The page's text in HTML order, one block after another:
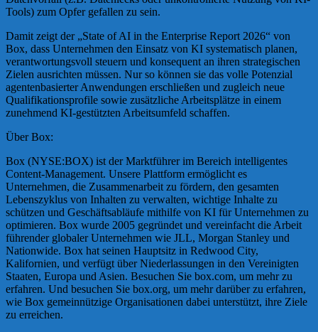
Tools) zum Opfer gefallen zu sein.
Damit zeigt der „State of AI in the Enterprise Report 2026“ von
Box, dass Unternehmen den Einsatz von KI systematisch planen,
verantwortungsvoll steuern und konsequent an ihren strategischen
Zielen ausrichten müssen. Nur so können sie das volle Potenzial
agentenbasierter Anwendungen erschließen und zugleich neue
Qualifikationsprofile sowie zusätzliche Arbeitsplätze in einem
zunehmend KI-gestützten Arbeitsumfeld schaffen.
Über Box:
Box (NYSE:BOX) ist der Marktführer im Bereich intelligentes
Content-Management. Unsere Plattform ermöglicht es
Unternehmen, die Zusammenarbeit zu fördern, den gesamten
Lebenszyklus von Inhalten zu verwalten, wichtige Inhalte zu
schützen und Geschäftsabläufe mithilfe von KI für Unternehmen zu
optimieren. Box wurde 2005 gegründet und vereinfacht die Arbeit
führender globaler Unternehmen wie JLL, Morgan Stanley und
Nationwide. Box hat seinen Hauptsitz in Redwood City,
Kalifornien, und verfügt über Niederlassungen in den Vereinigten
Staaten, Europa und Asien. Besuchen Sie box.com, um mehr zu
erfahren. Und besuchen Sie box.org, um mehr darüber zu erfahren,
wie Box gemeinnützige Organisationen dabei unterstützt, ihre Ziele
zu erreichen.